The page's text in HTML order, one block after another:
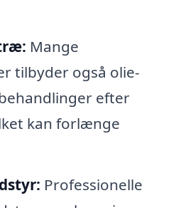
Mange
tilbyder også olie-
efter
kan forlænge
Professionelle